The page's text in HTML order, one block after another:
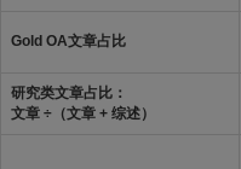
Gold OA文章占比
研究类文章占比：
文章 ÷（文章 + 综述）